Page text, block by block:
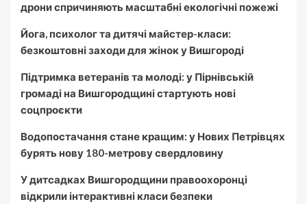
дрони спричиняють масштабні екологічні пожежі
Йога, психолог та дитячі майстер-класи:
безкоштовні заходи для жінок у Вишгороді
Підтримка ветеранів та молоді: у Пірнівській
громаді на Вишгородщині стартують нові
соцпроєкти
Водопостачання стане кращим: у Нових Петрівцях
бурять нову 180-метрову свердловину
У дитсадках Вишгородщини правоохоронці
відкрили інтерактивні класи безпеки